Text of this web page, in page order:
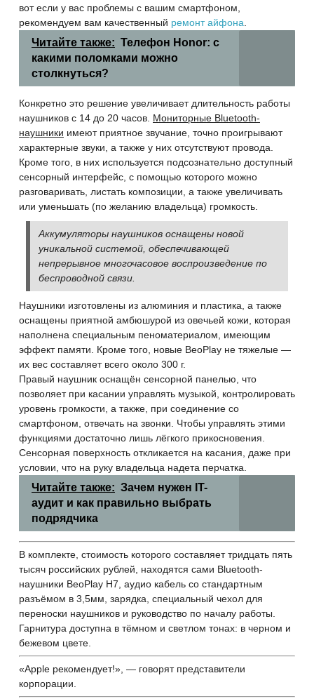
вот если у вас проблемы с вашим смартфоном,
рекомендуем вам качественный ремонт айфона.
Читайте также: Телефон Honor: с
какими поломками можно
столкнуться?
Конкретно это решение увеличивает длительность работы
наушников с 14 до 20 часов. Мониторные Bluetooth-
наушники имеют приятное звучание, точно проигрывают
характерные звуки, а также у них отсутствуют провода.
Кроме того, в них используется подсознательно доступный
сенсорный интерфейс, с помощью которого можно
разговаривать, листать композиции, а также увеличивать
или уменьшать (по желанию владельца) громкость.
Аккумуляторы наушников оснащены новой
уникальной системой, обеспечивающей
непрерывное многочасовое воспроизведение по
беспроводной связи.
Наушники изготовлены из алюминия и пластика, а также
оснащены приятной амбюшурой из овечьей кожи, которая
наполнена специальным пеноматериалом, имеющим
эффект памяти. Кроме того, новые BeoPlay не тяжелые —
их вес составляет всего около 300 г.
Правый наушник оснащён сенсорной панелью, что
позволяет при касании управлять музыкой, контролировать
уровень громкости, а также, при соединение со
смартфоном, отвечать на звонки. Чтобы управлять этими
функциями достаточно лишь лёгкого прикосновения.
Сенсорная поверхность откликается на касания, даже при
условии, что на руку владельца надета перчатка.
Читайте также: Зачем нужен IT-
аудит и как правильно выбрать
подрядчика
В комплекте, стоимость которого составляет тридцать пять
тысяч российских рублей, находятся сами Bluetooth-
наушники BeoPlay H7, аудио кабель со стандартным
разъёмом в 3,5мм, зарядка, специальный чехол для
переноски наушников и руководство по началу работы.
Гарнитура доступна в тёмном и светлом тонах: в черном и
бежевом цвете.
«Apple рекомендует!», — говорят представители
корпорации.